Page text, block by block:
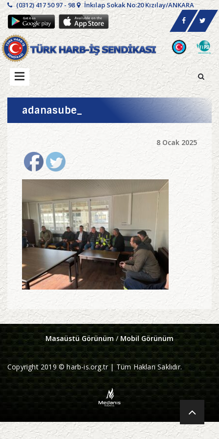
(0312) 417 50 97 - 98 İnkılap Sokak No:20 Kızılay/ANKARA
adanasube_
8 Ocak 2025
Masaüstü Görünüm/ Mobil Görünüm
Copyright 2019 © harb-is.org.tr | Tüm Hakları Saklıdır.